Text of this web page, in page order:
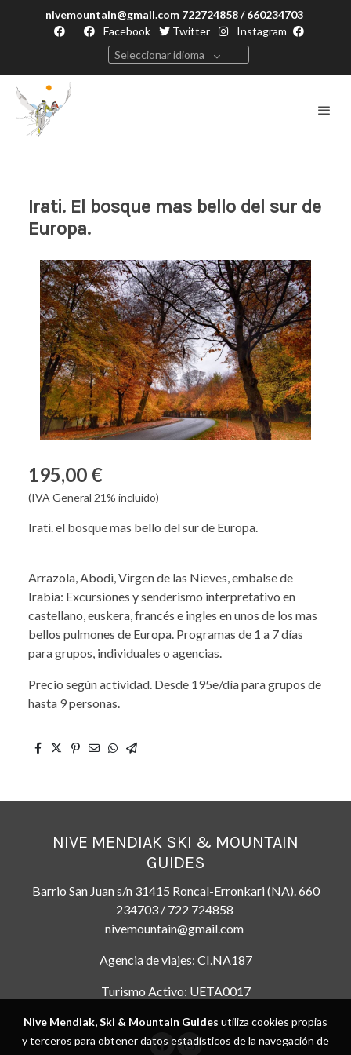
nivemountain@gmail.com 722724858 / 660234703
Facebook
Twitter
Instagram
Seleccionar idioma
Irati. El bosque mas bello del sur de
Europa.
195,00 €
(IVA General 21% incluido)
Irati. el bosque mas bello del sur de Europa.
Arrazola, Abodi, Virgen de las Nieves, embalse de
Irabia: Excursiones y senderismo interpretativo en
castellano, euskera, francés e ingles en unos de los mas
bellos pulmones de Europa. Programas de 1 a 7 días
para grupos, individuales o agencias.
Precio según actividad. Desde 195e/día para grupos de
hasta 9 personas.
NIVE MENDIAK SKI & MOUNTAIN
GUIDES
Barrio San Juan s/n 31415 Roncal-Erronkari (NA). 660
234703 / 722 724858
nivemountain@gmail.com
Agencia de viajes: CI.NA187
Turismo Activo: UETA0017
Nive Mendiak, Ski & Mountain Guides utiliza cookies propias
y terceros para obtener datos estadísticos de la navegación de